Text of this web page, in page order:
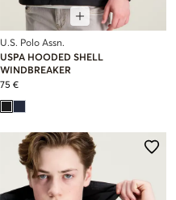
U.S. Polo Assn.
USPA HOODED SHELL
WINDBREAKER
75 €